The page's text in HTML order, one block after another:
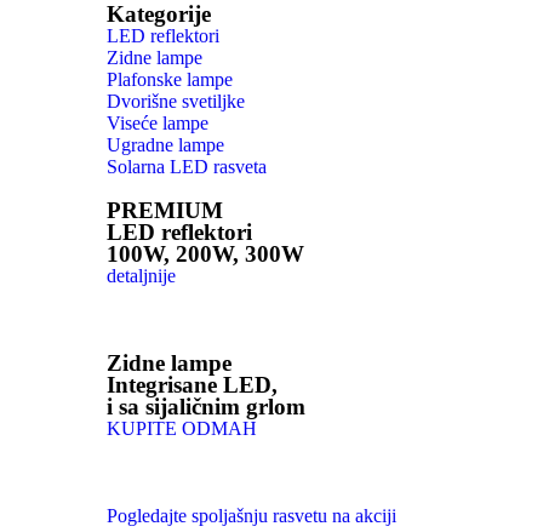
Kategorije
LED reflektori
Zidne lampe
Plafonske lampe
Dvorišne svetiljke
Viseće lampe
Ugradne lampe
Solarna LED rasveta
PREMIUM
LED reflektori
100W, 200W, 300W
detaljnije
Zidne lampe
Integrisane LED,
i sa sijaličnim grlom
KUPITE ODMAH
Pogledajte spoljašnju rasvetu na akciji